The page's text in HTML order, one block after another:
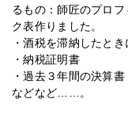
るもの：師匠のプロ
ク表作りました。
・酒税を滞納したと
・納税証明書
・過去３年間の決算書
などなど……。